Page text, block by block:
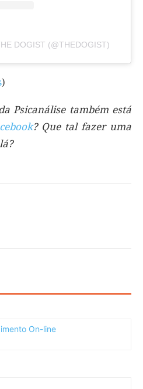
DOGIST (@THEDOGIST)
)
Psicanálise também está
? Que tal fazer uma